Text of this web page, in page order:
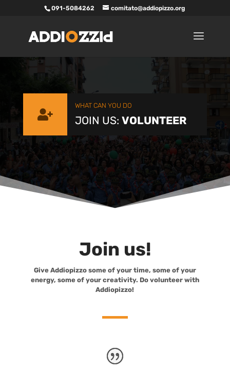
091-5084262 comitato@addiopizzo.org

WHAT CAN YOU DO
JOIN US: VOLUNTEER
Join us!
Give Addiopizzo some of your time, some of your
energy, some of your creativity. Do volunteer with
Addiopizzo!